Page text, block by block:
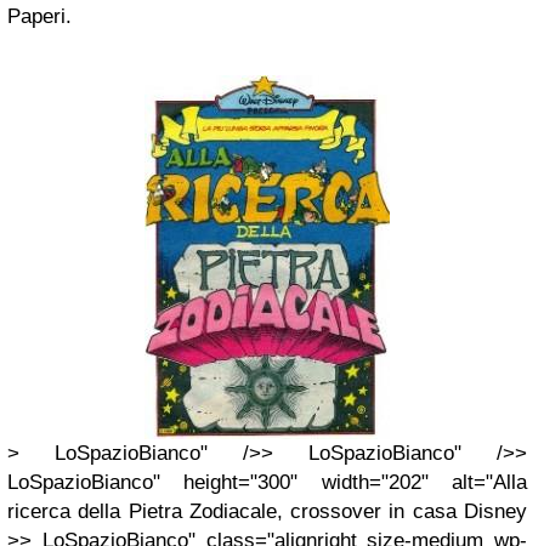
Paperi.
> LoSpazioBianco" />> LoSpazioBianco" />>
LoSpazioBianco" height="300" width="202" alt="Alla
ricerca della Pietra Zodiacale, crossover in casa Disney
>> LoSpazioBianco" class="alignright size-medium wp-